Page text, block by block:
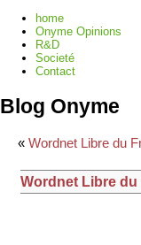
home
Onyme Opinions
R&D
Societé
Contact
Blog Onyme
« Wordnet Libre du
Wordnet Libre du